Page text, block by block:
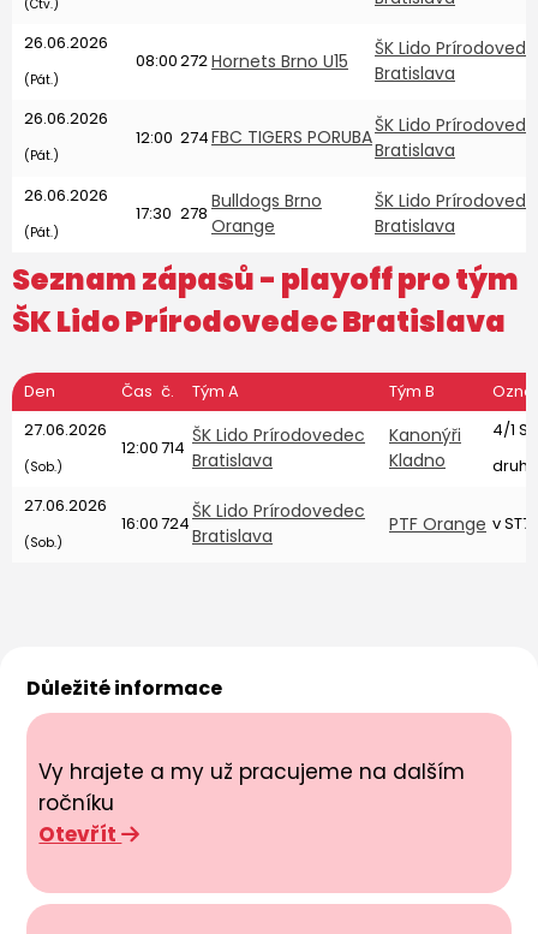
(Čtv.)
26.06.2026
(Pát.)
08:00272Hornets Brno U15
ŠK Lido
Bratislava
26.06.2026
(Pát.)
12:00 274FBC TIGERS PORUBAŠK Lido
Bratislava
26.06.2026
(Pát.)
17:30 278
Bulldogs Brno
Orange
ŠK Lido
Bratislava
Seznam zápasů - playoff pro tým
ŠK Lido Prírodovedec Bratislava
Den Čas č. Tým A Tým B
27.06.2026
(Sob.)
12:00714
ŠK Lido Prírodovedec
Bratislava
Kanonýři
Kladno
4/1
27.06.2026
(Sob.)
16:00724
ŠK Lido Prírodovedec
Bratislava
PTF Orange v
Důležité informace
Vy hrajete a my už pracujeme na dalším
ročníku
Otevřít